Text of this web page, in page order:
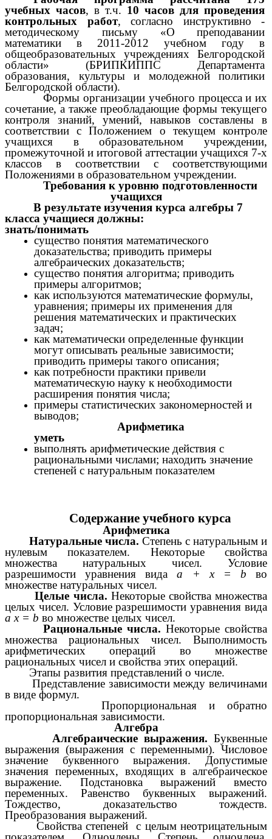
учебных часов, в т.ч. 10 часов для проведения
контрольных работ, согласно инструктивно -
методическому письму «О преподавании
математики в 2011-2012 учебном году в
общеобразовательных учреждениях Белгородской
области» (БРИПКИППС Департамента
образования, культуры и молодежной политики
Белгородской области).
Формы организации учебного процесса и их
сочетание, а также преобладающие формы текущего
контроля знаний, умений, навыков составлены в
соответствии с Положением о текущем контроле
учащихся в образовательном учреждении,
промежуточной и итоговой аттестации учащихся 7-х
классов в соответствии с соответствующими
Положениями в образовательном учреждении.
Требования к уровню подготовленности
учащихся
В результате изучения курса алгебры 7
класса учащиеся должны:
знать/понимать
существо понятия математического
доказательства; приводить примеры
алгебраических доказательств;
существо понятия алгоритма; приводить
примеры алгоритмов;
как используются математические формулы,
уравнения; примеры их применения для
решения математических и практических
задач;
как математически определенные функции
могут описывать реальные зависимости;
приводить примеры такого описания;
как потребности практики привели
математическую науку к необходимости
расширения понятия числа;
примеры статистических закономерностей и
выводов;
Арифметика
уметь
выполнять арифметические действия с
рациональными числами; находить значение
степеней с натуральным показателем
Содержание учебного курса
Арифметика
Натуральные числа. Степень с натуральным и
нулевым показателем. Некоторые свойства
множества натуральных чисел. Условие
разрешимости уравнения видаа + х = b во
множестве натуральных чисел.
Целые числа. Некоторые свойства множества
целых чисел. Условие разрешимости уравнения вида
а х = b во множестве целых чисел.
Рациональные числа. Некоторые свойства
множества рациональных чисел. Выполнимость
арифметических операций во множестве
рациональных чисел и свойства этих операций.
Этапы развития представлений о числе.
Представление зависимости между величинами
в виде формул.
Пропорциональная и обратно
пропорциональная зависимости.
Алгебра
Алгебраические выражения. Буквенные
выражения (выражения с переменными). Числовое
значение буквенного выражения. Допустимые
значения переменных, входящих в алгебраическое
выражение. Подстановка выражений вместо
переменных. Равенство буквенных выражений.
Тождество, доказательство тождеств.
Преобразования выражений.
Свойства степеней с целым неотрицательным